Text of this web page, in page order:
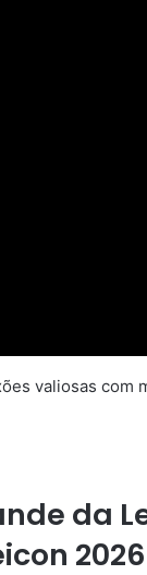
valiosas com
da
2026